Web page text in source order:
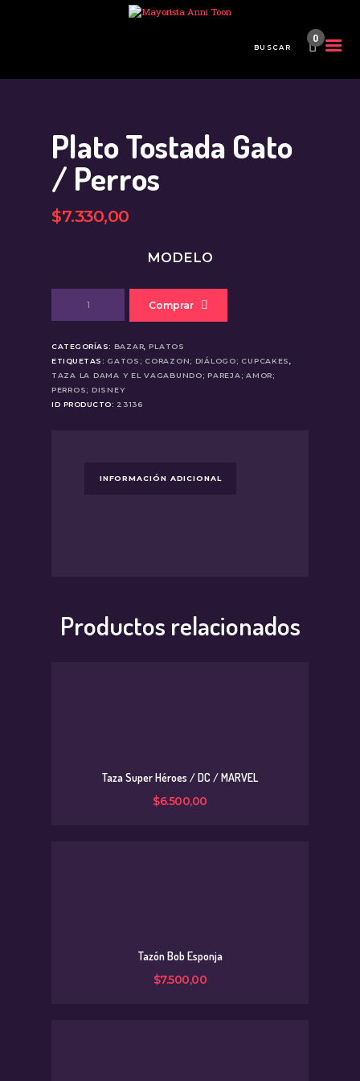
0
NOVEDADES
¿CÓMO COMPRAR?
CONTACTO
Plato Tostada Gato
/ Perros
$7.330,00
MODELO
Gato
Perros
cantidad
Comprar
CATEGORÍAS: BAZAR,PLATOS
ETIQUETAS: GATOS; CORAZON; DIÁLOGO; CUPCAKES,
TAZA LA DAMA Y EL VAGABUNDO; PAREJA; AMOR;
PERROS; DISNEY
ID PRODUCTO: 23136
INFORMACIÓN ADICIONAL
Productos relacionados
Taza Super Héroes / DC / MARVEL
$6.500,00
Tazón Bob Esponja
$7.500,00